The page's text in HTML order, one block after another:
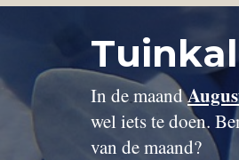
In de maand
wel iets te doen.
van de maand?